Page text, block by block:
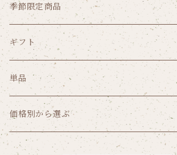
クッキー
パウンドケーキ
リーフパイ
季節限定商品
ゼリー
ショコラ
ギフト
価格から選ぶ
1,000円（税込み）未満
1,000円～1,999円（税込）
焼菓子から選ぶ
ガトーセック
単品
ガトー
葉山のショコラ・カロ
価格別から選ぶ
1,000円（税込み）未満